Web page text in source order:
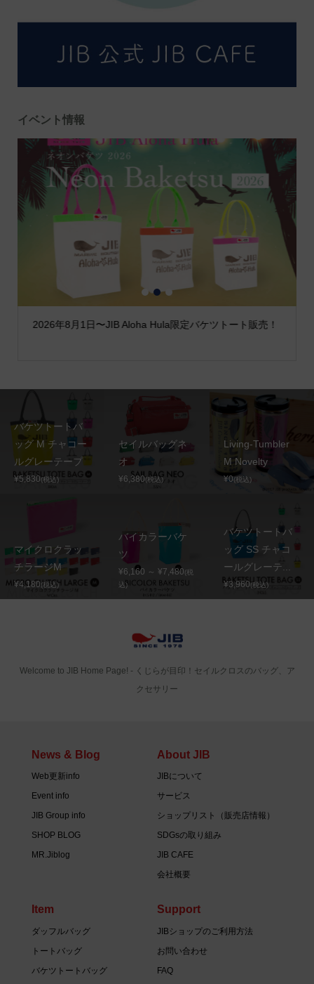
イベント情報
2026年8月1日〜JIB Aloha Hula限定バケツトート販売！
1 2 3
バケツトートバ
ッグ M チャコー
ルグレーテープ
¥5,830(税込)
セイルバッグネ
オ
¥6,380(税込)
Living-Tumbler
M Novelty
¥0(税込)
マイクロクラッ
チラージM
¥4,180(税込)
バイカラーバケ
ツ
¥6,160 ～ ¥7,480(税
込)
バケツトートバ
ッグ SS チャコ
ールグレーテ...
¥3,960(税込)
Welcome to JIB Home Page! ‐ くじらが目印！セイルクロスのバッグ、ア
クセサリー
News & Blog
Web更新info
Event info
JIB Group info
SHOP BLOG
MR.Jiblog
About JIB
JIBについて
サービス
ショップリスト（販売店情報）
SDGsの取り組み
JIB CAFE
会社概要
Item
ダッフルバッグ
トートバッグ
バケツトートバッグ
Support
JIBショップのご利用方法
お問い合わせ
FAQ